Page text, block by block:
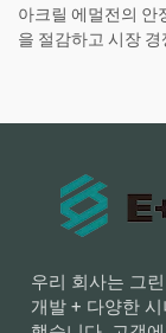
아크릴 에멀전의 안
을 절감하고 시장
우리 회사는 그
개발 + 다양한